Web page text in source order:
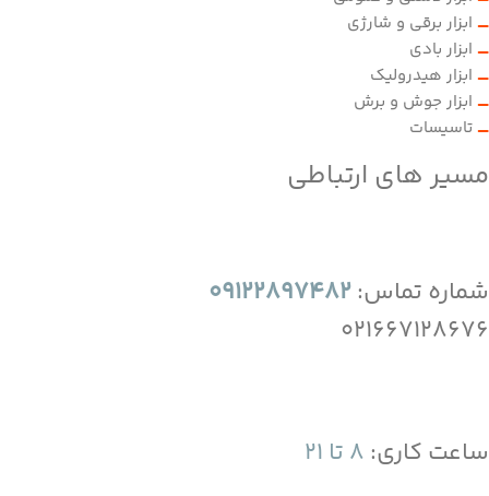
ابزار برقی و شارژی
ابزار بادی
ابزار هیدرولیک
ابزار جوش و برش
تاسیسات
مسیر های ارتباطی
شماره تماس:09122897482
021667128676
ساعت کاری: 8 تا 21